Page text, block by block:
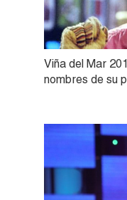
Viña del Mar
nombres de su